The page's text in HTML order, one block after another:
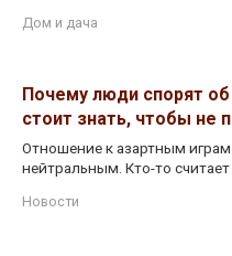
Дом и дача
Почему люди спорят
стоит знать, чтобы не
Отношение к азартным
нейтральным. Кто-то
Новости